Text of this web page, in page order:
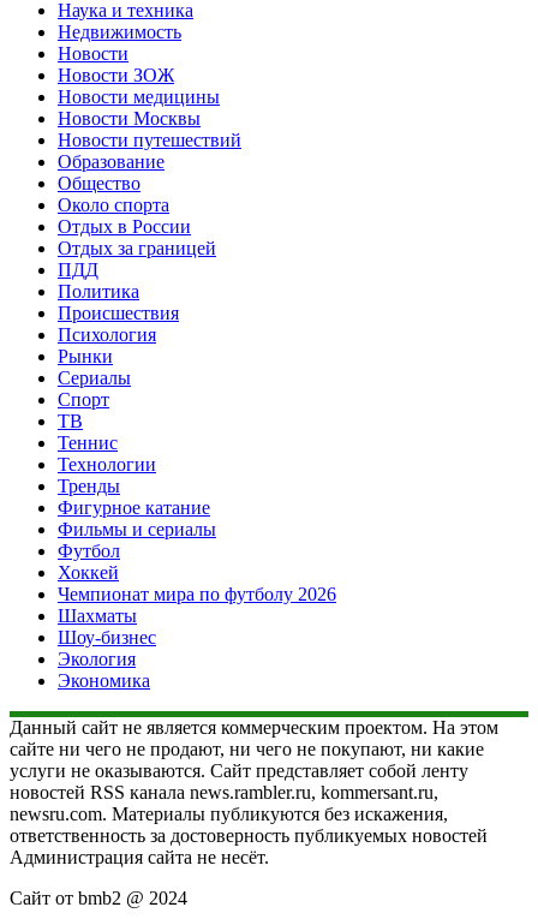
Наука и техника
Недвижимость
Новости
Новости ЗОЖ
Новости медицины
Новости Москвы
Новости путешествий
Образование
Общество
Около спорта
Отдых в России
Отдых за границей
ПДД
Политика
Происшествия
Психология
Рынки
Сериалы
Спорт
ТВ
Теннис
Технологии
Тренды
Фигурное катание
Фильмы и сериалы
Футбол
Хоккей
Чемпионат мира по футболу 2026
Шахматы
Шоу-бизнес
Экология
Экономика
Данный сайт не является коммерческим проектом. На этом
сайте ни чего не продают, ни чего не покупают, ни какие
услуги не оказываются. Сайт представляет собой ленту
новостей RSS канала news.rambler.ru, kommersant.ru,
newsru.com. Материалы публикуются без искажения,
ответственность за достоверность публикуемых новостей
Администрация сайта не несёт.
Сайт от bmb2 @ 2024